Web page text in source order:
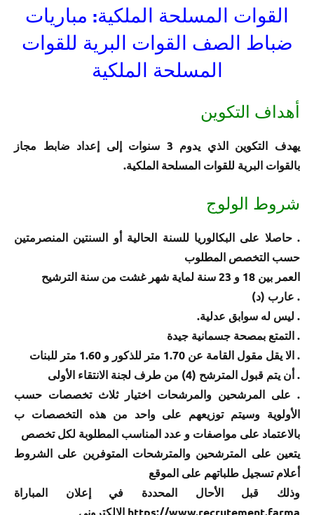
القوات المسلحة الملكية: مباريات
ضباط الصف القوات البرية للقوات
المسلحة الملكية
أهداف التكوين
يهدف التكوين الذي يدوم 3 سنوات إلى إعداد ضابط مجاز
بالقوات البرية للقوات المسلحة الملكية.
شروط الولوج
. حاصلا على البكالوريا للسنة الحالية أو السنتين المنصرمتين
حسب التخصص المطلوب
العمر بين 18 و 23 سنة لماية شهر غشت من سنة الترشيح
. عارب (د)
. ليس له سوابق عدلية.
. التمتع بمصحة جسمانية جيدة
. الا يقل مقول القامة عن 1.70 متر للذكور و 1.60 متر للبنات
. أن يتم قبول المترشح (4) من طرف لجنة الانتقاء الأولى
. على المرشحين والمرشحات اختيار ثلاث تخصصات حسب
الأولوية وسيتم توزيعهم على واحد من هذه التخصصات ب
بالاعتماد على مواصفات و عدد المناسب المطلوبة لكل تخصص
يتعين على المترشحين والمترشحات المتوفرين على الشروط
أعلام تسجيل طلباتهم على الموقع
وذلك قبل الأحال المحددة في إعلان المباراة
https://www.recrutement.farma الإلكتروني